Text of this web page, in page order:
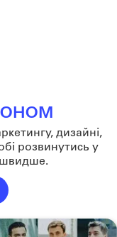
дизайні,
розвинутись у
швидше.